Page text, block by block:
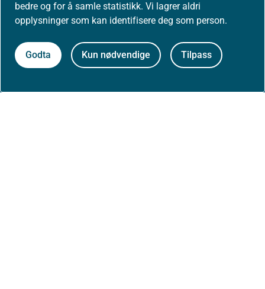
bedre og for å samle statistikk. Vi lagrer aldri
opplysninger som kan identifisere deg som person.
Godta Kun nødvendige Tilpass
Høringer
Presse